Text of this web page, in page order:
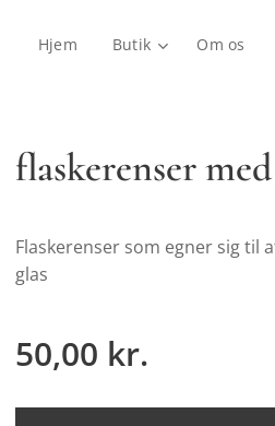
Hjem Butik Om os
flaskerenser
Flaskerenser som egner sig til
glas
50,00 kr.